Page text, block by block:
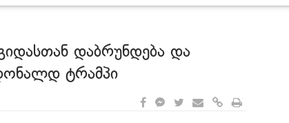
დაბრუნდება და
ტრამპი